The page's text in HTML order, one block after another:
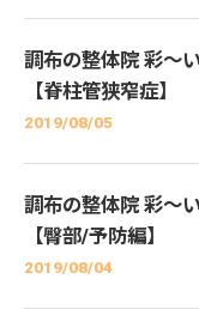
調布の整体院 彩～
【脊柱管狭窄症】
2019/08/05
調布の整体院 彩～
【臀部/予防編】
2019/08/04